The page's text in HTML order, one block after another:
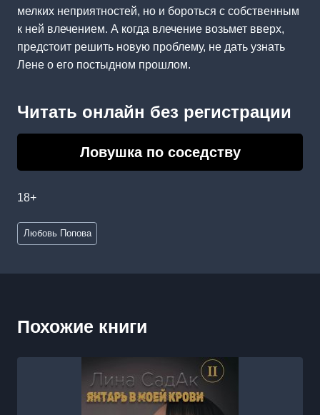
мелких неприятностей, но и бороться с собственным
к ней влечением. А когда влечение возьмет вверх,
предстоит решить новую проблему, не дать узнать
Лене о его постыдном прошлом.
Читать онлайн без регистрации
Ловушка по соседству
18+
Метки
записи:
Любовь Попова
Похожие книги